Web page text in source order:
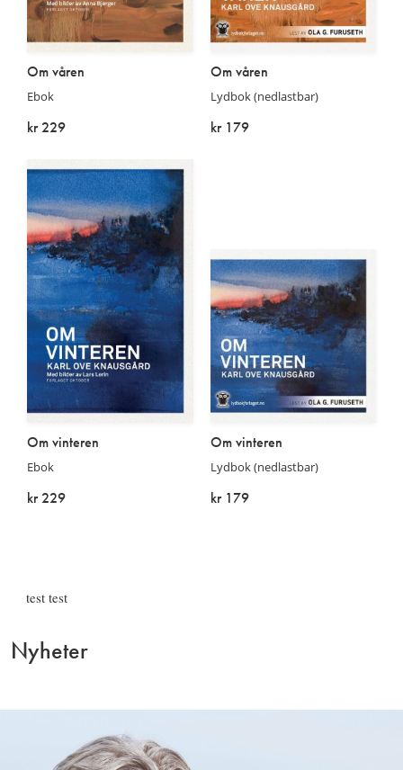
Om våren
Ebok
kr 229
Om våren
Lydbok (nedlastbar)
kr 179
Om vinteren
Ebok
kr 229
Om vinteren
Lydbok (nedlastbar)
kr 179
test test
Nyheter